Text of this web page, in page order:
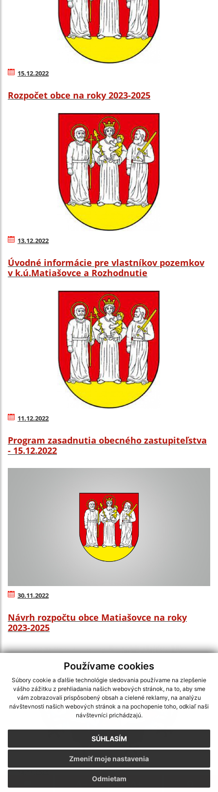
Používame cookies
Súbory cookie a ďalšie technológie sledovania používame na zlepšenie
vášho zážitku z prehliadania našich webových stránok, na to, aby sme
vám zobrazovali prispôsobený obsah a cielené reklamy, na analýzu
návštevnosti našich webových stránok a na pochopenie toho, odkiaľ naši
návštevníci prichádzajú.
SÚHLASÍM
Odmietam
Zmeniť moje nastavenia
15.12.2022
Rozpočet obce na roky 2023-2025
13.12.2022
Úvodné informácie pre vlastníkov pozemkov
v k.ú.Matiašovce a Rozhodnutie
11.12.2022
Program zasadnutia obecného zastupiteľstva
- 15.12.2022
30.11.2022
Návrh rozpočtu obce Matiašovce na roky
2023-2025